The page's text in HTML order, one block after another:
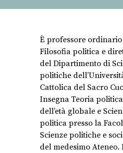
È professore
Filosofia politica e
del Dipartimento di
politiche
Cattolica del Sacro
Insegna Teoria politica
dell’età globale e
politica presso la
Scienze politiche e
del medesimo Ateneo.